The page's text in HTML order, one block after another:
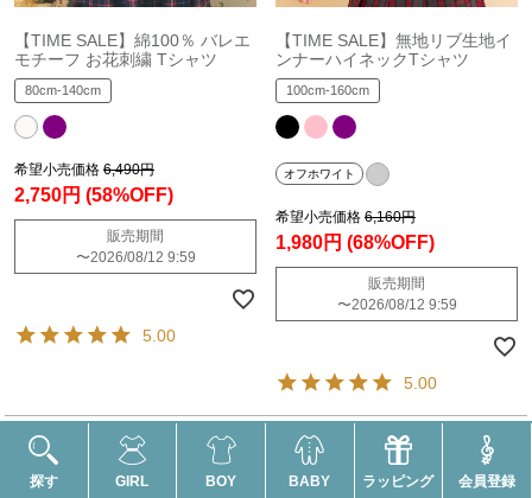
探す GIRL BOY BABY ラッピング 会員登録
【TIME SALE】綿100％ バレエ
モチーフ お花刺繍 Tシャツ
80cm-140cm
希望小売価格 6,490円
2,750円 (58%OFF)
販売期間
〜2026/08/12 9:59
5.00
【TIME SALE】無地リブ生地イ
ンナーハイネックTシャツ
100cm-160cm
オフホワイト
希望小売価格 6,160円
1,980円 (68%OFF)
販売期間
〜2026/08/12 9:59
5.00
並び替え 新着順 価格が安い順 価格が高い順 優先度順